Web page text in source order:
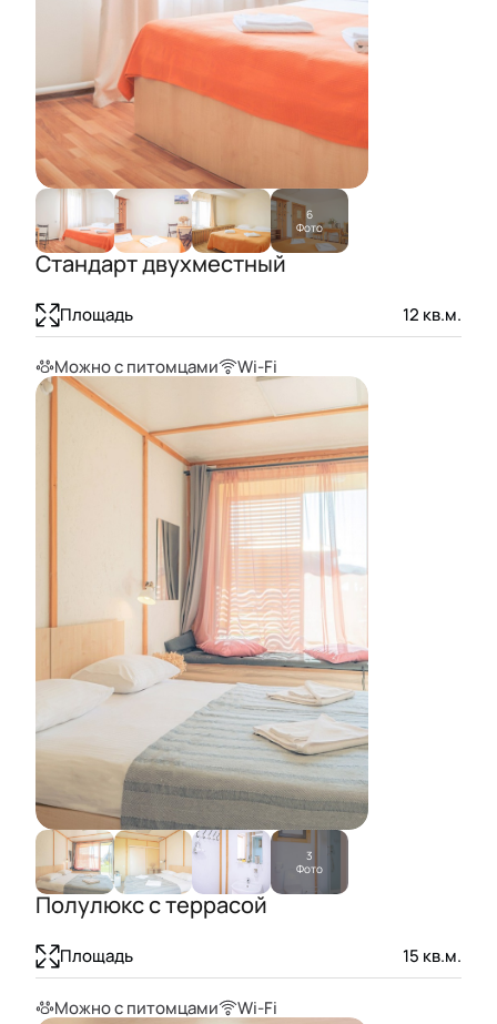
6
Фото
Стандарт двухместный
Площадь 12 кв.м.
Можно с питомцами Wi-Fi
3
Фото
Полулюкс с террасой
Площадь 15 кв.м.
Можно с питомцами Wi-Fi